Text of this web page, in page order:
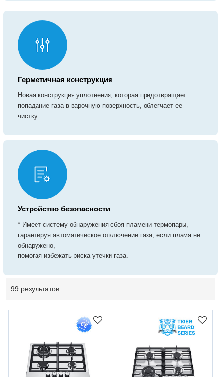
Герметичная конструкция
Новая конструкция уплотнения, которая предотвращает
попадание газа в варочную поверхность, облегчает ее
чистку.
Устройство безопасности
* Имеет систему обнаружения сбоя пламени термопары,
гарантируя автоматическое отключение газа, если пламя не
обнаружено,
помогая избежать риска утечки газа.
99 результатов